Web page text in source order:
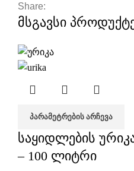
Share:
მსგავსი
ᲞᲐᲠᲐᲛᲔᲢᲠᲔᲑᲘᲡ ᲐᲠᲩᲔᲕᲐ
საყიდლების
– 100 ლიტრი